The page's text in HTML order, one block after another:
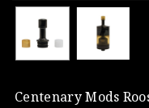
Centenary Mods